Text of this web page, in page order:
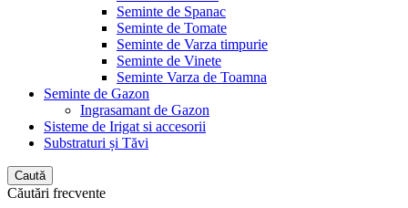
Seminte de Spanac
Seminte de Tomate
Seminte de Varza timpurie
Seminte de Vinete
Seminte Varza de Toamna
Seminte de Gazon
Ingrasamant de Gazon
Sisteme de Irigat si accesorii
Substraturi și Tăvi
Caută
Căutări frecvente